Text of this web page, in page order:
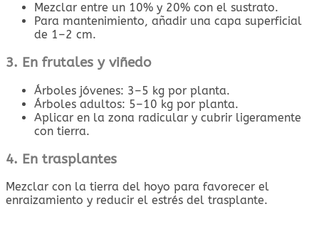
Mezclar entre un 10% y 20% con el sustrato.
Para mantenimiento, añadir una capa superficial
de 1–2 cm.
3. En frutales y viñedo
Árboles jóvenes: 3–5 kg por planta.
Árboles adultos: 5–10 kg por planta.
Aplicar en la zona radicular y cubrir ligeramente
con tierra.
4. En trasplantes
Mezclar con la tierra del hoyo para favorecer el
enraizamiento y reducir el estrés del trasplante.